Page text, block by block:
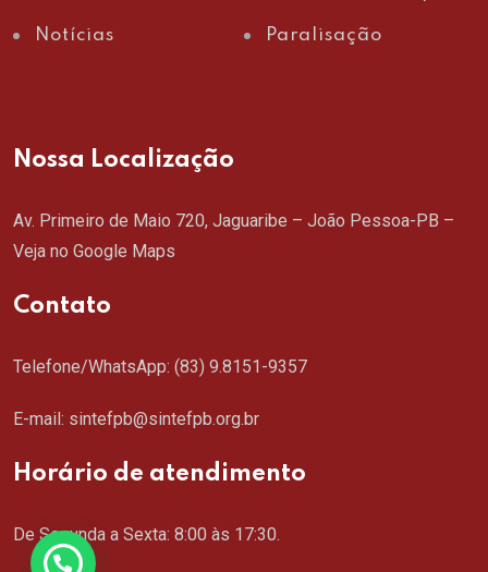
Notícias Paralisação
Nossa Localização
Av. Primeiro de Maio 720, Jaguaribe – João Pessoa-PB –
Veja no Google Maps
Contato
Telefone/WhatsApp: (83) 9.8151-9357
E-mail: sintefpb@sintefpb.org.br
Horário de atendimento
De Segunda a Sexta: 8:00 às 17:30.